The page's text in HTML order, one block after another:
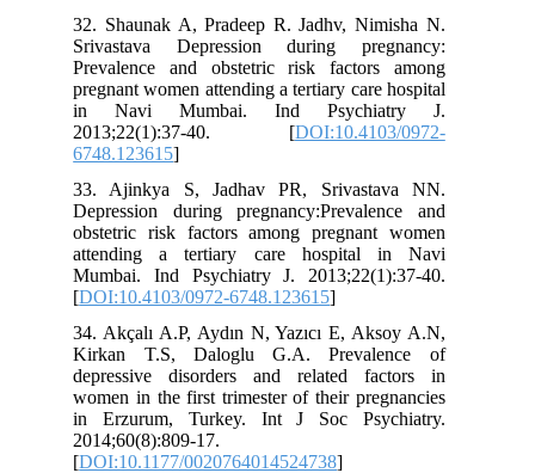
32. Shaunak A, Pradeep R. Jadhv, Nimisha N.
Srivastava Depression during pregnancy:
Prevalence and obstetric risk factors among
pregnant women attending a tertiary care hospital
in Navi Mumbai. Ind Psychiatry J.
2013;22(1):37-40. [DOI:10.4103/0972-
6748.123615
33. Ajinkya S, Jadhav PR, Srivastava NN.
Depression during pregnancy:Prevalence and
obstetric risk factors among pregnant women
attending a tertiary care hospital in Navi
Mumbai. Ind Psychiatry J. 2013;22(1):37-40.
[DOI:10.4103/0972-6748.123615
34. Akçalı A.P, Aydın N, Yazıcı E, Aksoy A.N,
Kirkan T.S, Daloglu G.A. Prevalence of
depressive disorders and related factors in
women in the first trimester of their pregnancies
in Erzurum, Turkey. Int J Soc Psychiatry.
2014;60(8):809-17.
[DOI:10.1177/0020764014524738